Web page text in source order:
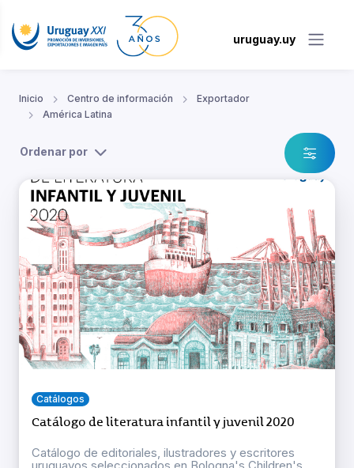
uruguay.uy
Inicio Centro de información
Exportador
América Latina
Ordenar por
Catálogos
Catálogo de literatura infantil y juvenil 2020
Catálogo de editoriales, ilustradores y escritores